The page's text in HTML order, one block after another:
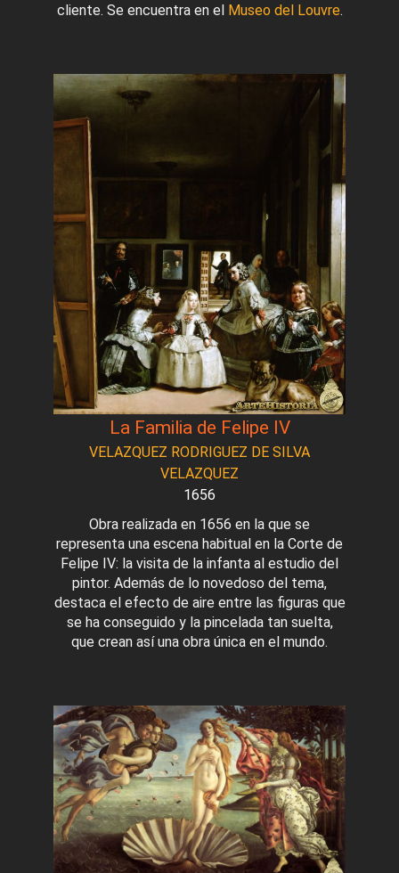
cliente. Se encuentra en el Museo del Louvre.
La Familia de Felipe IV
VELAZQUEZ RODRIGUEZ DE SILVA
VELAZQUEZ
1656
Obra realizada en 1656 en la que se
representa una escena habitual en la Corte de
Felipe IV: la visita de la infanta al estudio del
pintor. Además de lo novedoso del tema,
destaca el efecto de aire entre las figuras que
se ha conseguido y la pincelada tan suelta,
que crean así una obra única en el mundo.